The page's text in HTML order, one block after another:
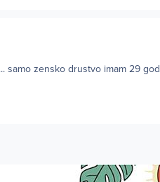
samo zensko drustvo imam 29